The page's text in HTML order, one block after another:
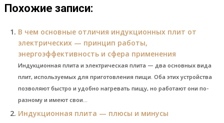
Похожие записи:
В чем основные отличия индукционных плит от
электрических — принцип работы,
энергоэффективность и сфера применения
Индукционная плита и электрическая плита — два основных вида
плит, используемых для приготовления пищи. Оба этих устройства
позволяют быстро и удобно нагревать пищу, но работают они по-
разному и имеют свои...
Индукционная плита — плюсы и минусы